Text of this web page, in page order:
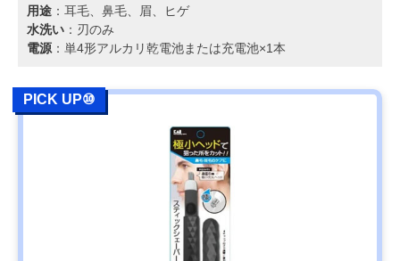
用途 ：耳毛、鼻毛、眉、ヒゲ
水洗い ：刃のみ
電源 ：単4形アルカリ乾電池または充電池×1本
PICK UP⑩